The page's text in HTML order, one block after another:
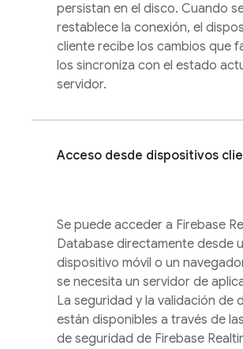
persistan en el disco. Cuando
restablece la conexión, el
cliente recibe los cambios que
los sincroniza con el estado
servidor.
Acceso desde dispositivos
Se puede acceder a Firebase
Database directamente desde
dispositivo móvil o un
se necesita un servidor de
La seguridad y la validación de
están disponibles a través de
de seguridad de Firebase